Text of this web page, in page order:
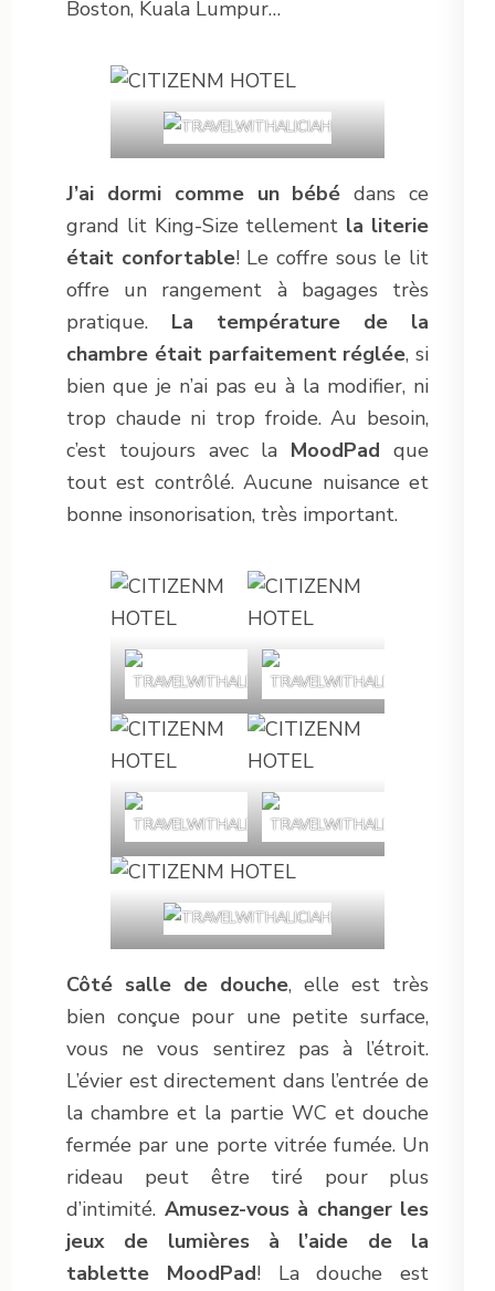
Boston, Kuala Lumpur…
J’ai dormi comme un bébé dans ce
grand lit King-Size tellement la literie
était confortable! Le coffre sous le lit
offre un rangement à bagages très
pratique. La température de la
chambre était parfaitement réglée, si
bien que je n’ai pas eu à la modifier, ni
trop chaude ni trop froide. Au besoin,
c’est toujours avec la MoodPad que
tout est contrôlé. Aucune nuisance et
bonne insonorisation, très important.
Côté salle de douche, elle est très
bien conçue pour une petite surface,
vous ne vous sentirez pas à l’étroit.
L’évier est directement dans l’entrée de
la chambre et la partie WC et douche
fermée par une porte vitrée fumée. Un
rideau peut être tiré pour plus
d’intimité. Amusez-vous à changer les
jeux de lumières à l’aide de la
tablette MoodPad! La douche est